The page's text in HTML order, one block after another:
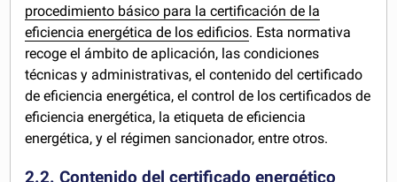
procedimiento básico para la certificación de la
eficiencia energética de los edificios. Esta normativa
recoge el ámbito de aplicación, las condiciones
técnicas y administrativas, el contenido del certificado
de eficiencia energética, el control de los certificados de
eficiencia energética, la etiqueta de eficiencia
energética, y el régimen sancionador, entre otros.
2.2. Contenido del certificado energético